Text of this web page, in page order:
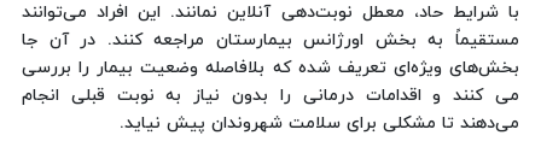
با شرایط حاد، معطل نوبت‌دهی آنلاین نمانند. این افراد می‌توانند
مستقیماً به بخش اورژانس بیمارستان مراجعه کنند. در آن جا
بخش‌های ویژه‌ای تعریف شده که بلافاصله وضعیت بیمار را بررسی
می کنند و اقدامات درمانی را بدون نیاز به نوبت قبلی انجام
می‌دهند تا مشکلی برای سلامت شهروندان پیش نیاید.